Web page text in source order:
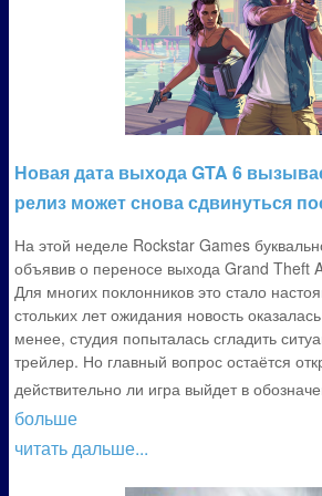
Новая дата выхода GTA 6
релиз может снова сдвинуться
На этой неделе Rockstar Games
объявив о переносе выхода Grand Theft
Для многих поклонников это стало
стольких лет ожидания новость
менее, студия попыталась сгладить
трейлер. Но главный вопрос остаётся
действительно ли игра выйдет в
больше
читать дальше...